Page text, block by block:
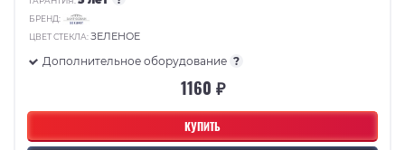
КУПИТЬ
БРЕНД:
ЦВЕТ СТЕКЛА:ЗЕЛЕНОЕ
Дополнительное оборудование ?
1160 ₽